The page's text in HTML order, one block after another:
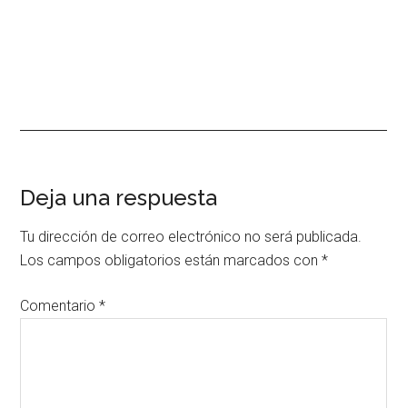
Interacciones
con
los
lectores
Deja una respuesta
Tu dirección de correo electrónico no será publicada.
Los campos obligatorios están marcados con*
Comentario*